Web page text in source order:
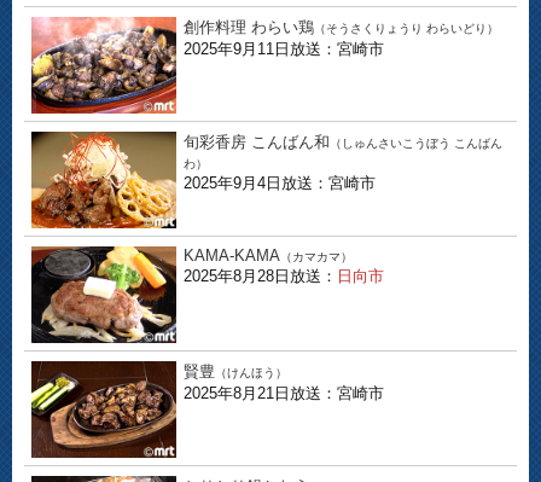
創作料理 わらい鶏 （そうさくりょうり わらいどり）
2025年9月11日放送：宮崎市
旬彩香房 こんばん和 （しゅんさいこうぼう こんばん
わ）
2025年9月4日放送：宮崎市
KAMA-KAMA （カマカマ）
2025年8月28日放送： 日向市
賢豊 （けんほう）
2025年8月21日放送：宮崎市